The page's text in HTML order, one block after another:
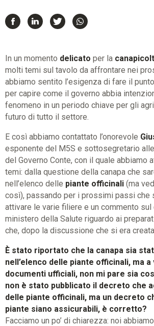
In un momento delicato per la
molti temi sul tavolo da affrontare nei
abbiamo sentito l’esigenza di fare il
per capire come il governo abbia
fenomeno in un periodo chiave per gli
futuro di tutto il settore.
E così abbiamo contattato l’onorevole
esponente del M5S e sottosegretario
del Governo Conte, con il quale abbiamo
temi: dalla questione della canapa che
nell’elenco delle piante officinali (ma
così), passando per i prossimi passi che
attivare le varie filiere e un commento
ministero della Salute riguardo ai
che, dopo la discussione che si era
È stato riportato che la canapa sia
nell’elenco delle piante officinali, ma
documenti ufficiali, non mi pare sia
non è stato pubblicato il decreto che
delle piante officinali, ma un decreto
piante siano assicurabili, è corretto?
Facciamo un po’ di chiarezza: noi